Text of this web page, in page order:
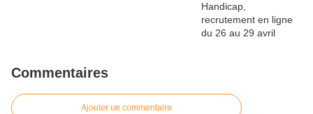
Commentaires
Ajouter un commentaire